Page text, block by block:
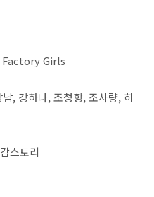
Girls
하나, 조청향, 조사량, 히
스토리